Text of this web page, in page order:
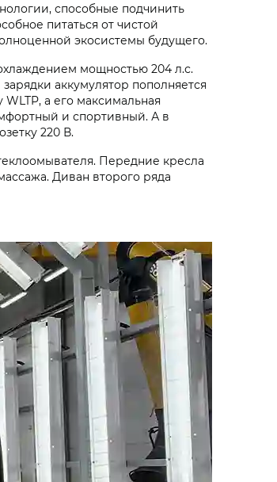
способные подчинить
питаться от чистой
экосистемы будущего.
мощностью 204 л.с.
аккумулятор пополняется
а его максимальная
и спортивный. А в
220 В.
Передние кресла
Диван второго ряда